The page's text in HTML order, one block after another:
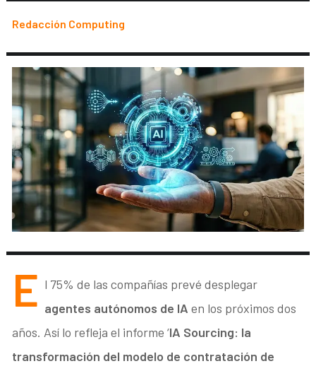
Redacción Computing
E l 75% de las compañías prevé desplegar
agentes autónomos de IA en los próximos dos
años. Así lo refleja el informe ‘IA Sourcing: la
transformación del modelo de contratación de